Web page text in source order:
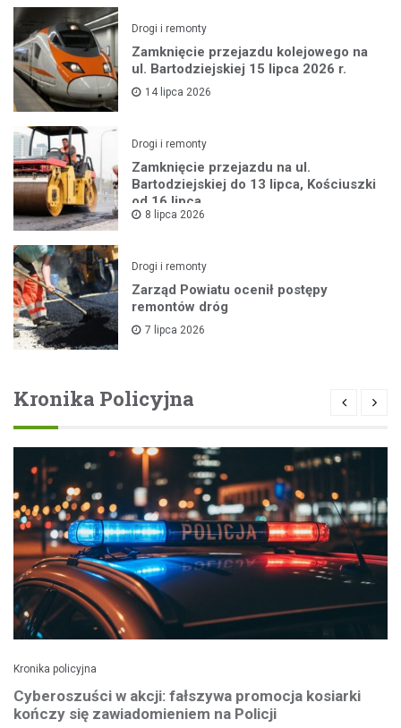
Drogi i remonty
Zamknięcie przejazdu kolejowego na
ul. Bartodziejskiej 15 lipca 2026 r.
14 lipca 2026
Drogi i remonty
Zamknięcie przejazdu na ul.
Bartodziejskiej do 13 lipca, Kościuszki
od 16 lipca
8 lipca 2026
Drogi i remonty
Zarząd Powiatu ocenił postępy
remontów dróg
7 lipca 2026
Kronika Policyjna
Kronika policyjna
Cyberoszuści w akcji: fałszywa promocja kosiarki
kończy się zawiadomieniem na Policji